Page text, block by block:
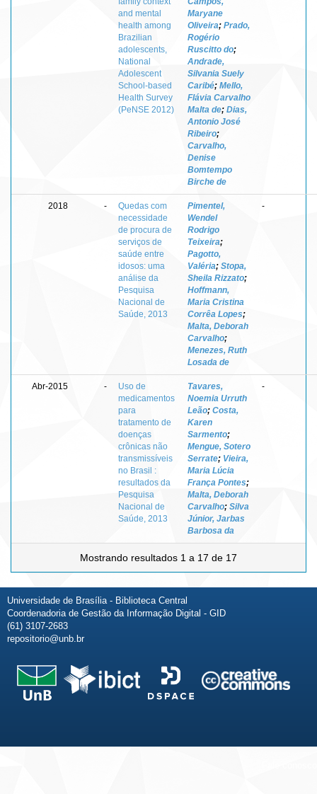
and mental
health among
Brazilian
adolescents,
National
Adolescent
School-based
Health Survey
(PeNSE 2012)
Maryane
Oliveira; Prado,
Rogério
Ruscitto do;
Andrade,
Silvania Suely
Caribé; Mello,
Flávia Carvalho
Malta de; Dias,
Antonio José
Ribeiro;
Carvalho,
Denise
Bomtempo
Birche de
2018 -
Quedas com
necessidade
de procura de
serviços de
saúde entre
idosos: uma
análise da
Pesquisa
Nacional de
Saúde, 2013
Pimentel,
Wendel
Rodrigo
Teixeira;
Pagotto,
Valéria; Stopa,
Sheila Rizzato;
Hoffmann,
Maria Cristina
Corrêa Lopes;
Malta, Deborah
Carvalho;
Menezes, Ruth
Losada de
-
Abr-2015 -
Uso de
medicamentos
para
tratamento de
doenças
crônicas não
transmissíveis
no Brasil :
resultados da
Pesquisa
Nacional de
Saúde, 2013
Tavares,
Noemia Urruth
Leão; Costa,
Karen
Sarmento;
Mengue, Sotero
Serrate; Vieira,
Maria Lúcia
França Pontes;
Malta, Deborah
Carvalho; Silva
Júnior, Jarbas
Barbosa da
-
Mostrando resultados 1 a 17 de 17
Universidade de Brasília - Biblioteca Central
Coordenadoria de Gestão da Informação Digital - GID
(61) 3107-2683
repositorio@unb.br